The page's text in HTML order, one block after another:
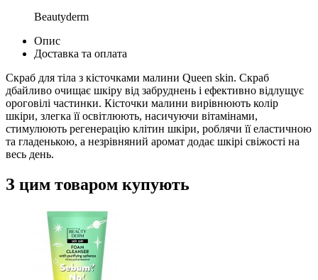
Beautyderm
Опис
Доставка та оплата
Скраб для тіла з кісточками малини Queen skin. Скраб
дбайливо очищає шкіру від забруднень і ефективно відлущує
ороговілі частинки. Кісточки малини вирівнюють колір
шкіри, злегка її освітлюють, насичуючи вітамінами,
стимулюють регенерацію клітин шкіри, роблячи її еластичною
та гладенькою, а незрівняний аромат додає шкірі свіжості на
весь день.
З цим товаром купують